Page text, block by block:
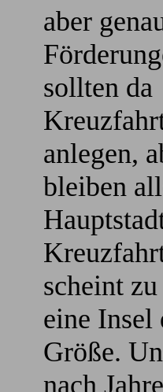
aber
sollten da
anlegen,
bleiben
scheint
eine Insel
Größe.
nach